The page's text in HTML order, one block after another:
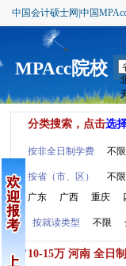
中国会计硕士网|中国
MPAcc院校
分类搜索，点击选
按非全日制学费 不限
按省（市、区） 不限
广东
广西 重庆
按就读类型 不限
按"10-15万 河南 全日